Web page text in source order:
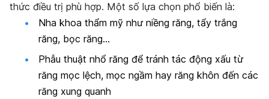
thức điều trị phù hợp. Một số lựa chọn phổ biến là:
Nha khoa thẩm mỹ như niềng răng, tẩy trắng
răng, bọc răng…
Phẫu thuật nhổ răng để tránh tác động xấu từ
răng mọc lệch, mọc ngầm hay răng khôn đến các
răng xung quanh